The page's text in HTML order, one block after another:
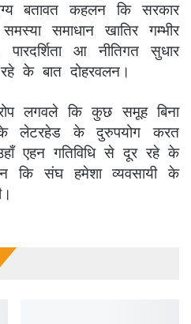
बतावत कहलन कि सरकार
समाधान खातिर गम्भीर
आ नीतिगत सुधार
के बात दोहरवलन।
लगवले कि कुछ समूह बिना
लेटरहेड के दुरुपयोग करत
एहन गतिविधि से दूर रहे के
कि संघ हमेशा व्यवसायी के